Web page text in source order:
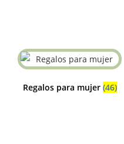
Regalos para mujer (46)